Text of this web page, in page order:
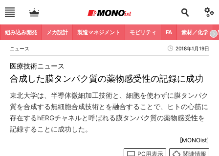
組み込み開発 メカ設計 製造マネジメント モビリティ FA 素材／化学
ニュース 2018年1月19日
合成した膜タンパク質の薬物感受性の記録に成功
医療技術ニュース
東北大学は、半導体微細加工技術と、細胞を使わずに膜タンパク
質を合成する無細胞合成技術とを融合することで、ヒトの心筋に
存在するhERGチャネルと呼ばれる膜タンパク質の薬物感受性を
記録することに成功した。
[MONOist]
PC用表示
関連情報